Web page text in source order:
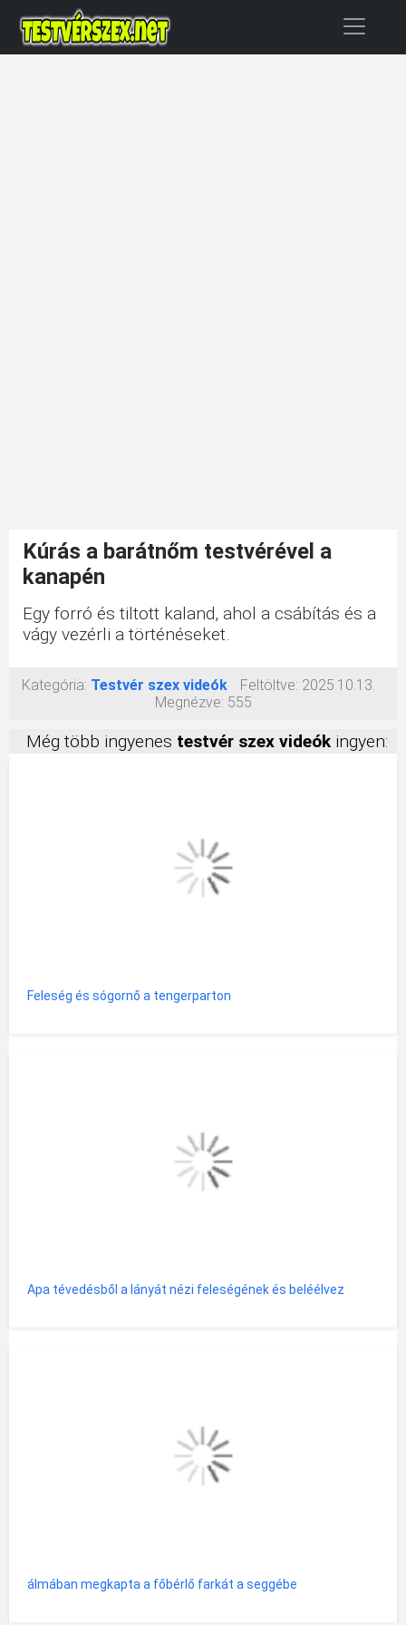
Kúrás a barátnőm testvérével a
kanapén
Egy forró és tiltott kaland, ahol a csábítás és a
vágy vezérli a történéseket.
Kategória: Testvér szex videók Feltöltve: 2025.10.13.
Megnézve: 555
Még több ingyenes testvér szex videókingyen:
Feleség és sógornő a tengerparton
Apa tévedésből a lányát nézi feleségének és beléélvez
álmában megkapta a főbérlő farkát a seggébe